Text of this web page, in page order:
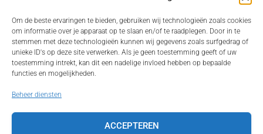
Om de beste ervaringen te bieden, gebruiken wij technologieën zoals cookies
om informatie over je apparaat op te slaan en/of te raadplegen. Door in te
stemmen met deze technologieën kunnen wij gegevens zoals surfgedrag of
unieke ID's op deze site verwerken. Als je geen toestemming geeft of uw
toestemming intrekt, kan dit een nadelige invloed hebben op bepaalde
functies en mogelijkheden.
Beheer diensten
ACCEPTEREN